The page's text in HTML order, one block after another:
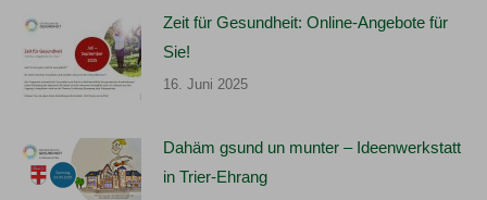
Zeit für Gesundheit: Online-Angebote für
Sie!
16. Juni 2025
Dahäm gsund un munter – Ideenwerkstatt
in Trier-Ehrang